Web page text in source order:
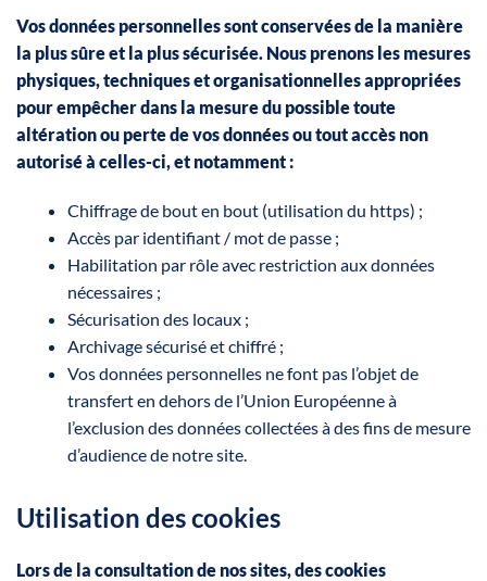
Vos données personnelles sont conservées de la manière
la plus sûre et la plus sécurisée. Nous prenons les mesures
physiques, techniques et organisationnelles appropriées
pour empêcher dans la mesure du possible toute
altération ou perte de vos données ou tout accès non
autorisé à celles-ci, et notamment :
Chiffrage de bout en bout (utilisation du https) ;
Accès par identifiant / mot de passe ;
Habilitation par rôle avec restriction aux données
nécessaires ;
Sécurisation des locaux ;
Archivage sécurisé et chiffré ;
Vos données personnelles ne font pas l’objet de
transfert en dehors de l’Union Européenne à
l’exclusion des données collectées à des fins de mesure
d’audience de notre site.
Utilisation des cookies
Lors de la consultation de nos sites, des cookies